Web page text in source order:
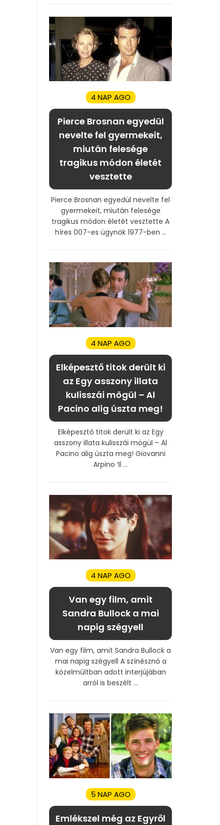
4 NAP AGO
Pierce Brosnan egyedül
nevelte fel gyermekeit,
miután felesége
tragikus módon életét
vesztette
Pierce Brosnan egyedül nevelte fel
gyermekeit, miután felesége
tragikus módon életét vesztette A
híres 007-es ügynök 1977-ben ...
4 NAP AGO
Elképesztő titok derült ki
az Egy asszony illata
kulisszái mögül – Al
Pacino alig úszta meg!
Elképesztő titok derült ki az Egy
asszony illata kulisszái mögül – Al
Pacino alig úszta meg! Giovanni
Arpino ‘Il ...
4 NAP AGO
Van egy film, amit
Sandra Bullock a mai
napig szégyell
Van egy film, amit Sandra Bullock a
mai napig szégyell A színésznő a
közelmúltban adott interjújában
arról is beszélt ...
5 NAP AGO
Emlékszel még az Egyről